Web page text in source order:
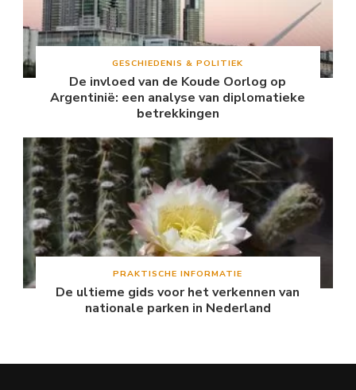
GESCHIEDENIS & POLITIEK
De invloed van de Koude Oorlog op
Argentinië: een analyse van diplomatieke
betrekkingen
PRAKTISCHE INFORMATIE
De ultieme gids voor het verkennen van
nationale parken in Nederland